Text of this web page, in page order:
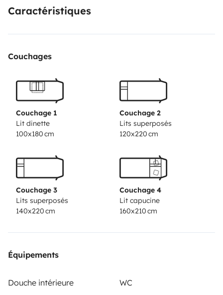
personas durmiendo y 6 viajando, esta autocaravana
Características:
Cama muy amplia en alcoba
Salón comedor muy luminoso
Cocina equipada
Baño completo
Amplio almacenamiento
Equipamiento adicional
Ideal para:
Familias
Amantes de la naturaleza
Caractéristiques
Couchages
Couchage 1
Lit dinette
100x180 cm
Couchage 2
Lits superposés
120x220 cm
Couchage 3
Lits superposés
140x220 cm
Couchage 4
Lit capucine
160x210 cm
Équipements
Douche intérieure
WC